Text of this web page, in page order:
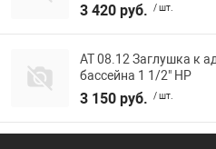
3 420 руб. / шт.
АТ 08.12 Заглушка к
бассейна 1 1/2" НР
3 150 руб. / шт.